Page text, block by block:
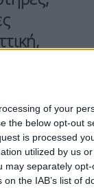
of your
the below opt-out
is processed
utilized by us
may separately
the IAB’s list of
Κάτω